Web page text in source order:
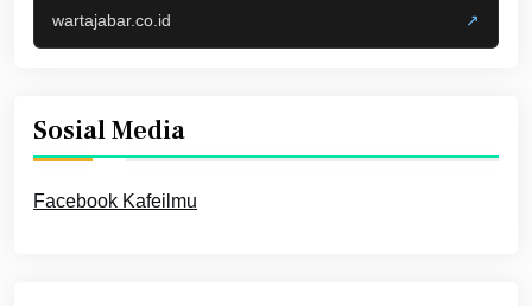
wartajabar.co.id ↗
Sosial Media
Facebook Kafeilmu